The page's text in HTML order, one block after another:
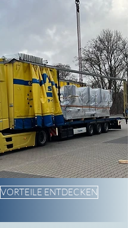
VORTEILE ENTDECKEN